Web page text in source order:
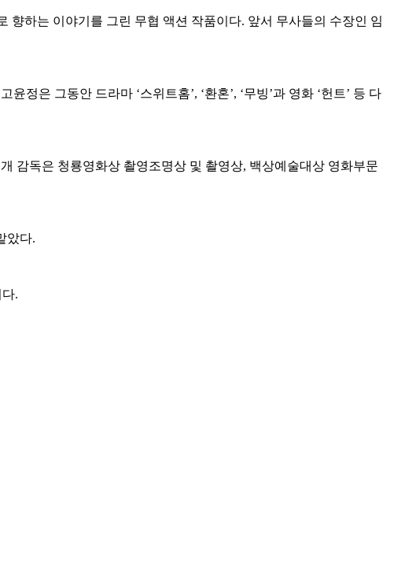
향하는 이야기를 그린 무협 액션 작품이다. 앞서 무사들의 수장인 임
은 그동안 드라마 ‘스위트홈’, ‘환혼’, ‘무빙’과 영화 ‘헌트’ 등 다
감독은 청룡영화상 촬영조명상 및 촬영상, 백상예술대상 영화부문
았다.
.